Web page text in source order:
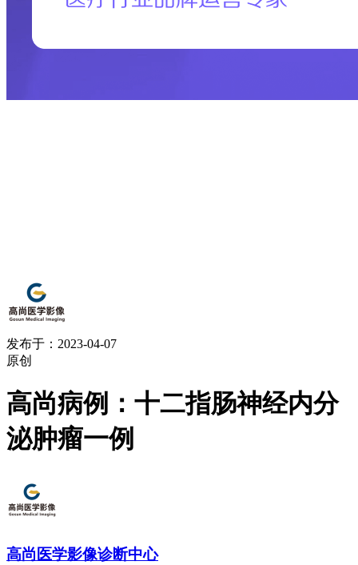
发布于：2023-04-07
原创
高尚病例：十二指肠神经内分
泌肿瘤一例
高尚医学影像诊断中心